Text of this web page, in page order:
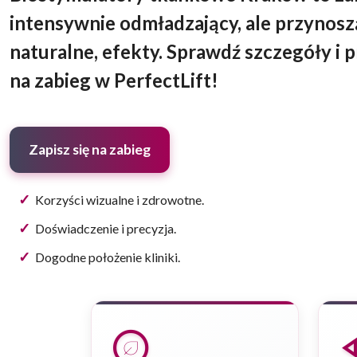
intensywnie odmładzający, ale
naturalne, efekty. Sprawdź szczegóły i
na zabieg w PerfectLift!
Zapisz się na zabieg
Korzyści wizualne i zdrowotne.
Doświadczenie i precyzja.
Dogodne położenie kliniki.